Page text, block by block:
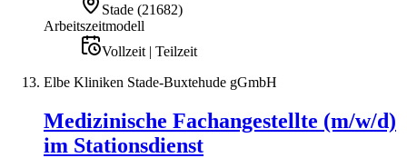
Stade (21682)
Arbeitszeitmodell
Vollzeit | Teilzeit
Elbe Kliniken Stade-Buxtehude gGmbH
Medizinische Fachangestellte (m/w/d)
im Stationsdienst